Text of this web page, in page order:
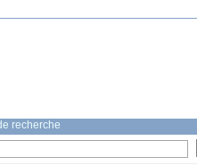
recherche